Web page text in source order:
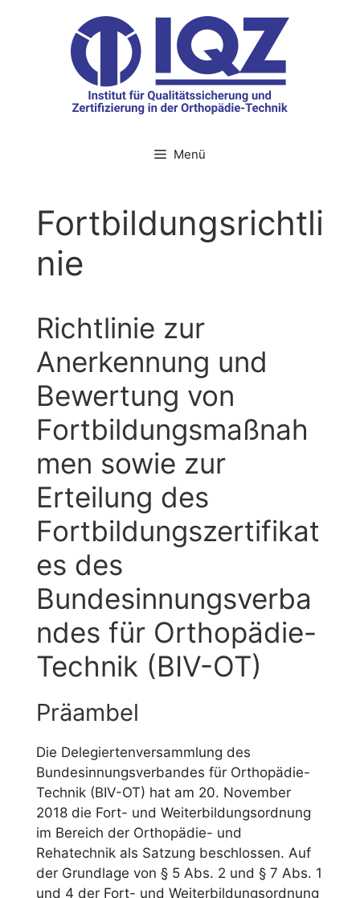
Menü
Fortbildungsrichtli
nie
Richtlinie zur
Anerkennung und
Bewertung von
Fortbildungsmaßnah
men sowie zur
Erteilung des
Fortbildungszertifikat
es des
Bundesinnungsverba
ndes für Orthopädie-
Technik (BIV-OT)
Präambel
Die Delegiertenversammlung des
Bundesinnungsverbandes für Orthopädie-
Technik (BIV-OT) hat am 20. November
2018 die Fort- und Weiterbildungsordnung
im Bereich der Orthopädie- und
Rehatechnik als Satzung beschlossen. Auf
der Grundlage von § 5 Abs. 2 und § 7 Abs. 1
und 4 der Fort- und Weiterbildungsordnung